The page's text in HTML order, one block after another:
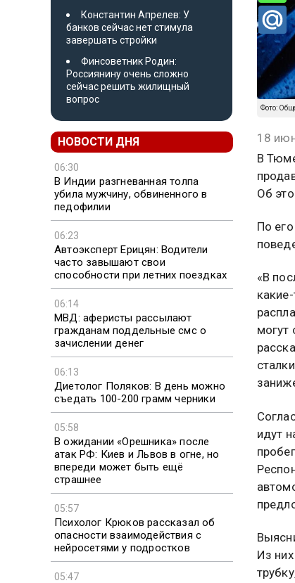
Константин Апрелев: У
банков сейчас нет стимула
завершать стройки
Финсоветник Родин:
Россиянину очень сложно
сейчас решить жилищный
вопрос
НОВОСТИ ДНЯ
06:30
В Индии разгневанная толпа
убила мужчину, обвиненного в
педофилии
06:23
Автоэксперт Ерицян: Водители
часто завышают свои
способности при летних поездках
06:14
МВД: аферисты рассылают
гражданам поддельные смс о
зачислении денег
06:13
Диетолог Поляков: В день можно
съедать 100-200 грамм черники
05:58
В ожидании «Орешника» после
атак РФ: Киев и Львов в огне, но
впереди может быть ещё
страшнее
05:57
Психолог Крюков рассказал об
опасности взаимодействия с
нейросетями у подростков
05:47
Фото:
18
В
Об
По
«В
могут
идут
Из